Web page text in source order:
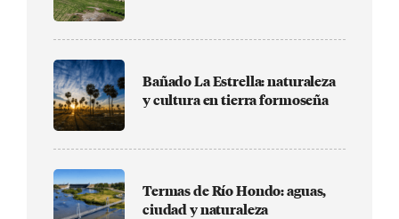
Bañado La Estrella: naturaleza
y cultura en tierra formoseña
Termas de Río Hondo: aguas,
ciudad y naturaleza